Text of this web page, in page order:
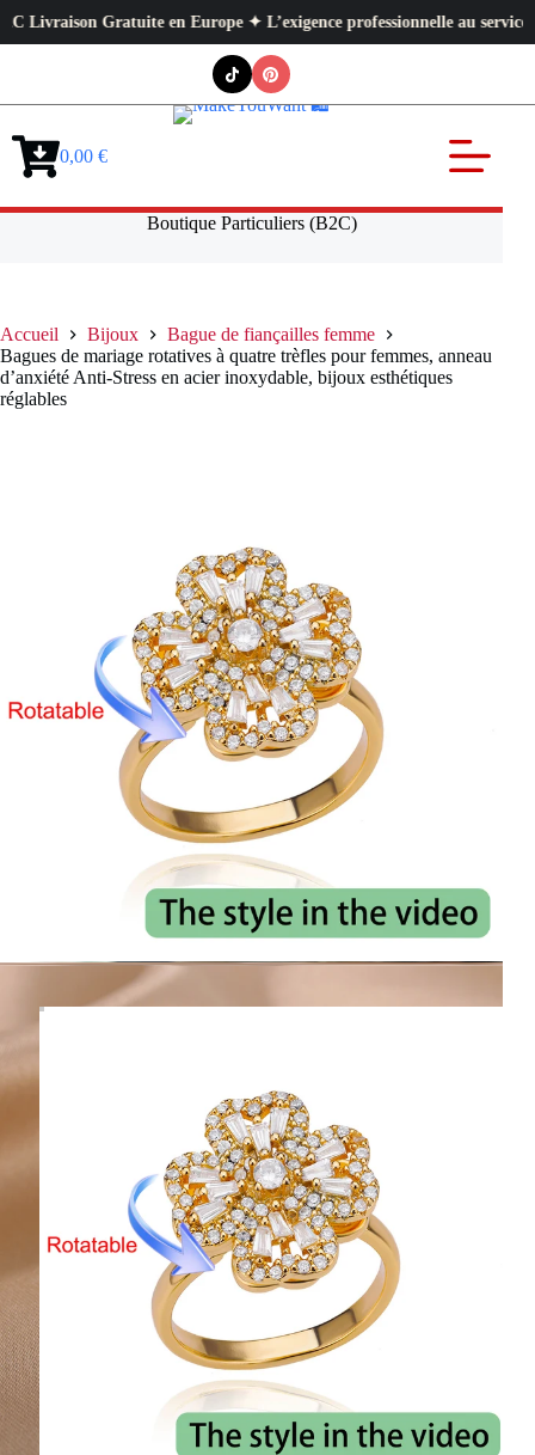
Gratuite en Europe ✦ L’exigence professionnelle au service de votre
Panier0,00 €
Boutique Particuliers (B2C)
Accueil Bijoux
Bague de fiançailles femme
Bagues de mariage rotatives à quatre trèfles pour femmes, anneau
d’anxiété Anti-Stress en acier inoxydable, bijoux esthétiques
réglables